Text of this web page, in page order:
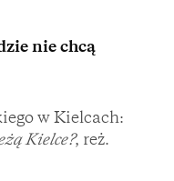
nie chcą
w Kielcach:
Kielce?, reż.